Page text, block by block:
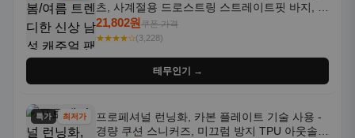
츠, 사계절용 드로스트링 스트레이트핏 바지, 한
국 스타일, 활용도 높은 아웃도어 및 정장용, 발
목 바지
21,802원쿠폰 가격
★★★★☆(3,228)
테무인기 →
특가 최저가
프로페셔널 런닝화, 카본 플레이트 기술 사용 -
경량 쿠션 스니커즈, 미끄럼 방지 TPU 아웃솔,